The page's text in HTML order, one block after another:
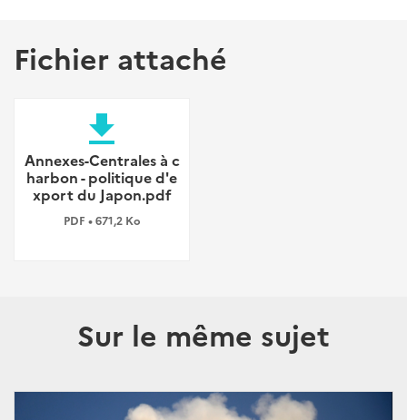
Fichier attaché
file_download
Annexes-Centrales à c
harbon - politique d'e
xport du Japon.pdf
PDF • 671,2 Ko
Sur le même sujet